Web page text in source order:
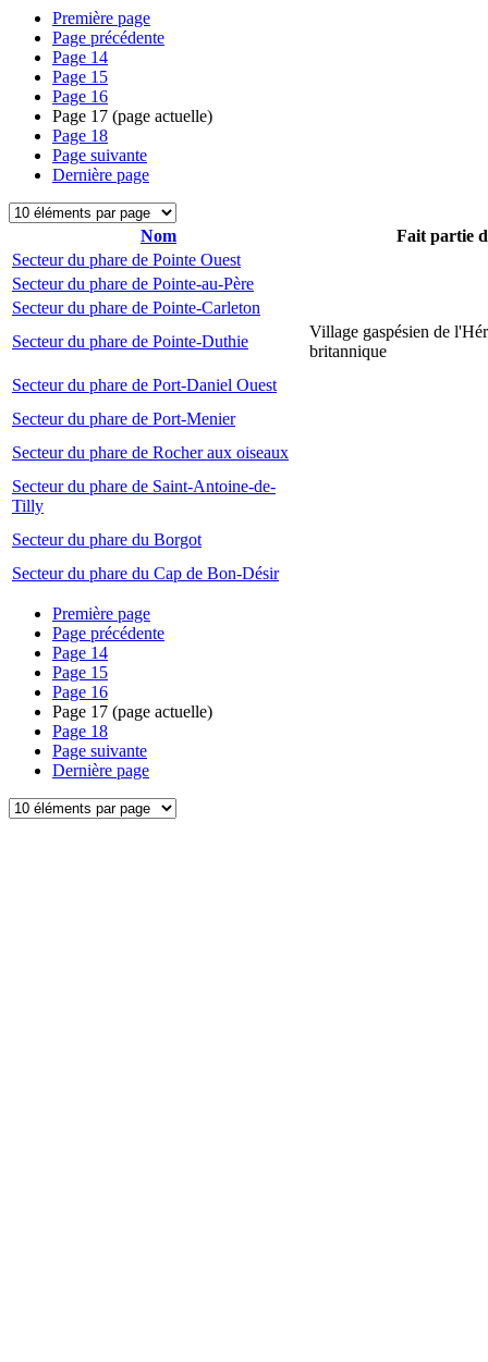
Première page
Page précédente
Page 14
Page 15
Page 16
Page 17 (page actuelle)
Page 18
Page suivante
Dernière page
Nom
Fait partie
Secteur du phare de Pointe Ouest
Secteur du phare de Pointe-au-Père
Secteur du phare de Pointe-Carleton
Secteur du phare de Pointe-Duthie
Village gaspésien de
britannique
Secteur du phare de Port-Daniel Ouest
Secteur du phare de Port-Menier
Secteur du phare de Rocher aux oiseaux
Secteur du phare de Saint-Antoine-de-
Tilly
Secteur du phare du Borgot
Secteur du phare du Cap de Bon-Désir
Première page
Page précédente
Page 14
Page 15
Page 16
Page 17 (page actuelle)
Page 18
Page suivante
Dernière page